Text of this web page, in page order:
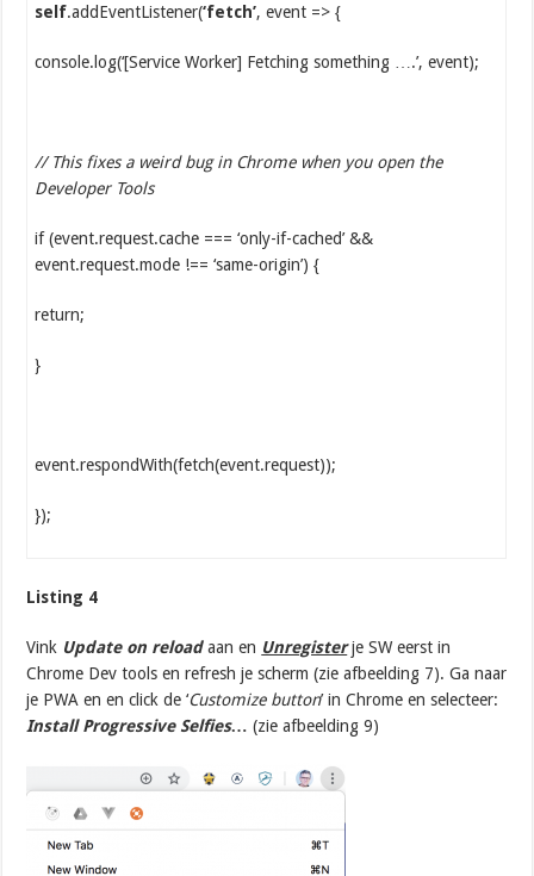
self.addEventListener(‘fetch’, event => {
console.log(‘[Service Worker] Fetching something ….’, event);
// This fixes a weird bug in Chrome when you open the
Developer Tools
if (event.request.cache === ‘only-if-cached’ &&
event.request.mode !== ‘same-origin’) {
return;
}
event.respondWith(fetch(event.request));
});
Listing 4
Vink Update on reloadaan en Unregisterje SW eerst in
Chrome Dev tools en refresh je scherm (zie afbeelding 7). Ga naar
je PWA en en click de ‘Customize button’ in Chrome en selecteer:
Install Progressive Selfies…(zie afbeelding 9)